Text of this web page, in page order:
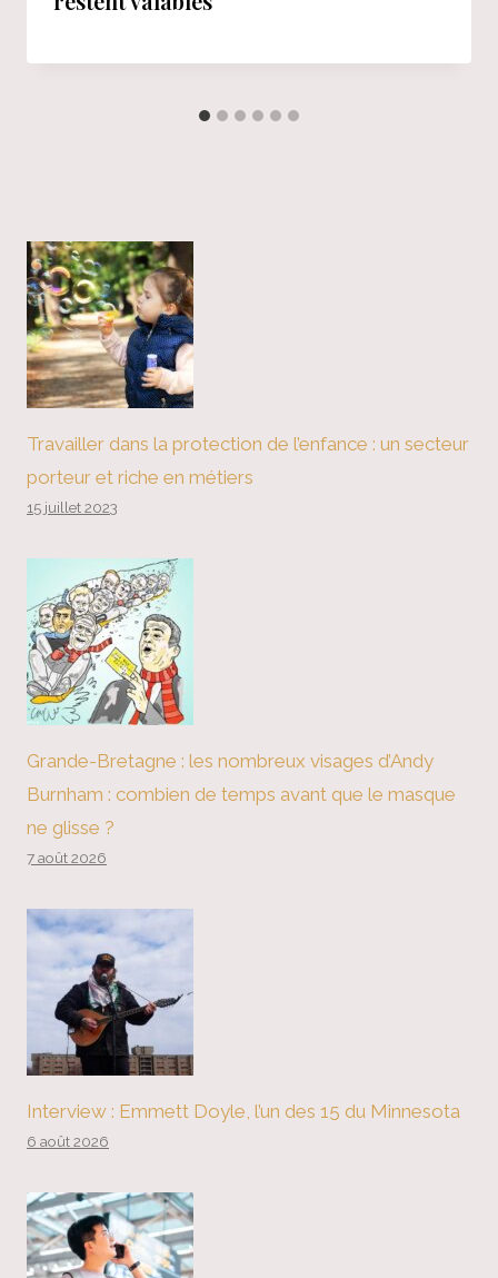
Travailler dans la protection de l’enfance : un secteur
porteur et riche en métiers
15 juillet 2023
Grande-Bretagne : les nombreux visages d’Andy
Burnham : combien de temps avant que le masque
ne glisse ?
7 août 2026
Interview : Emmett Doyle, l’un des 15 du Minnesota
6 août 2026